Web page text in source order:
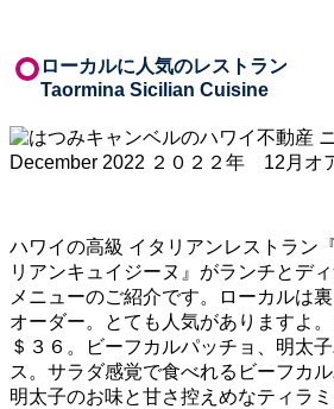
ローカルに人気のレストラン
Taormina Sicilian Cuisine
ハワイの高級 イタリアンレストラン
リアンキュイジーヌ』がランチとデ
メニューのご紹介です。ローカルは
オーダー。とても人気がありますよ
＄３６。ビーフカルパッチョ、明太
ス。サラダ感覚で食べれるビーフカ
明太子のお味と甘さ控えめなティラ